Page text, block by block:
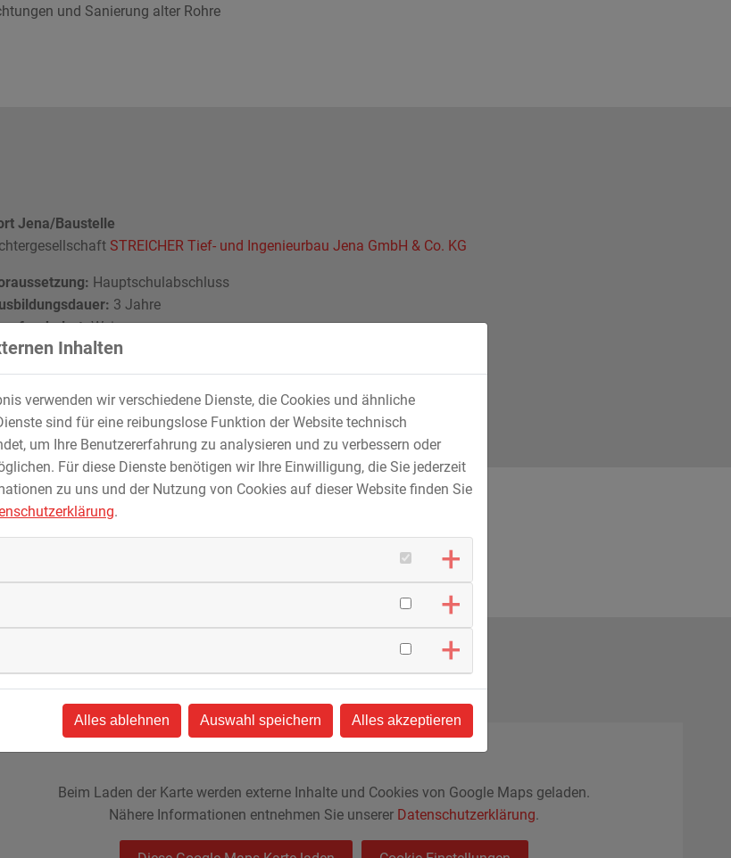
und Sanierung alter Rohre
Jena/Baustelle
STREICHER Tief- und Ingenieurbau Jena GmbH & Co. KG
Hauptschulabschluss
3 Jahre
Weimar
Beim Laden der Karte werden externe Inhalte und Cookies von Google Maps geladen.
Nähere Informationen entnehmen Sie unserer Datenschutzerklärung.
Inhalten
verwenden wir verschiedene Dienste, die Cookies und ähnliche
sind für eine reibungslose Funktion der Website technisch
um Ihre Benutzererfahrung zu analysieren und zu verbessern oder
Für diese Dienste benötigen wir Ihre Einwilligung, die Sie jederzeit
zu uns und der Nutzung von Cookies auf dieser Website finden Sie
.
Alles ablehnen Auswahl speichern Alles akzeptieren